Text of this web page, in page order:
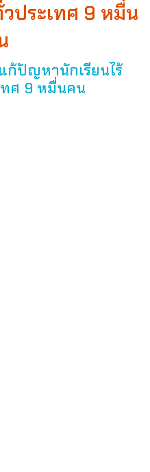
วประเทศ 9 หมื่น
ก้ปัญหานักเรียนไร้
ทศ 9 หมื่นคน